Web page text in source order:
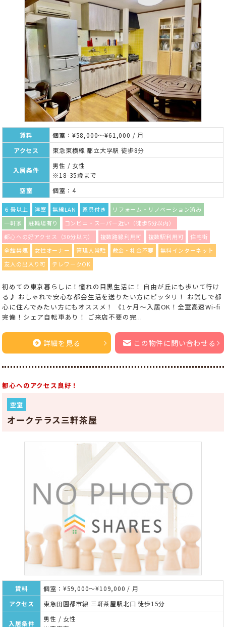
賃料
個室：¥58,000～¥61,000 / 月
アクセス
東急東横線 都立大学駅 徒歩8分
入居条件
男性 / 女性
※18-35歳まで
空室
個室：4
６畳以上 洋室 無線LAN 家具付き
リフォーム・リノベーション済み
一軒家
駐輪場有り
コンビニ・スーパー近い（徒歩5分以内）
都心への好アクセス（30分以内）
複数路線利用可 複数駅利用可
住宅街
全館禁煙
女性オーナー 管理人常駐 敷金・礼金不要
無料インターネット
友人の出入り可
テレワークOK
初めての東京暮らしに！憧れの目黒生活に！ 自由が丘にも歩いて行け
る♪ おしゃれで安心な都会生活を送りたい方にピッタリ！ お試しで都
心に住んでみたい方にもオススメ！ 《1ヶ月〜入居OK！全室高速Wi-fi
完備！シェア自転車あり！ ご来店不要の完...
詳細を見る この物件に問い合わせる
都心へのアクセス良好！
空室
オークテラス三軒茶屋
賃料
個室：¥59,000～¥109,000 / 月
アクセス
東急田園都市線 三軒茶屋駅北口 徒歩15分
入居条件
男性 / 女性